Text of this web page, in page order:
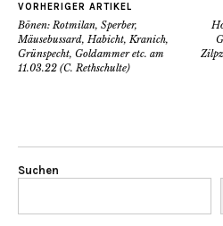
VORHERIGER ARTIKEL
Bönen: Rotmilan, Sperber,
Mäusebussard, Habicht, Kranich,
Grünspecht, Goldammer etc. am
11.03.22 (C. Rethschulte)
Suchen